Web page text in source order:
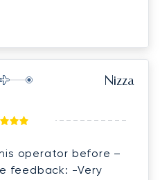
Nizza
operator before –
-Very